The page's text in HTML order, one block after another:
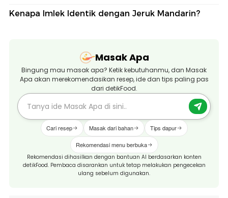
Kenapa Imlek Identik dengan Jeruk Mandarin?
Masak Apa
Bingung mau masak apa? Ketik kebutuhanmu, dan Masak
Apa akan merekomendasikan resep, ide dan tips paling pas
dari detikFood.
Cari resep Masak dari bahan Tips dapur
Rekomendasi menu berbuka
Rekomendasi dihasilkan dengan bantuan AI berdasarkan konten
detikFood. Pembaca disarankan untuk tetap melakukan pengecekan
ulang sebelum digunakan.